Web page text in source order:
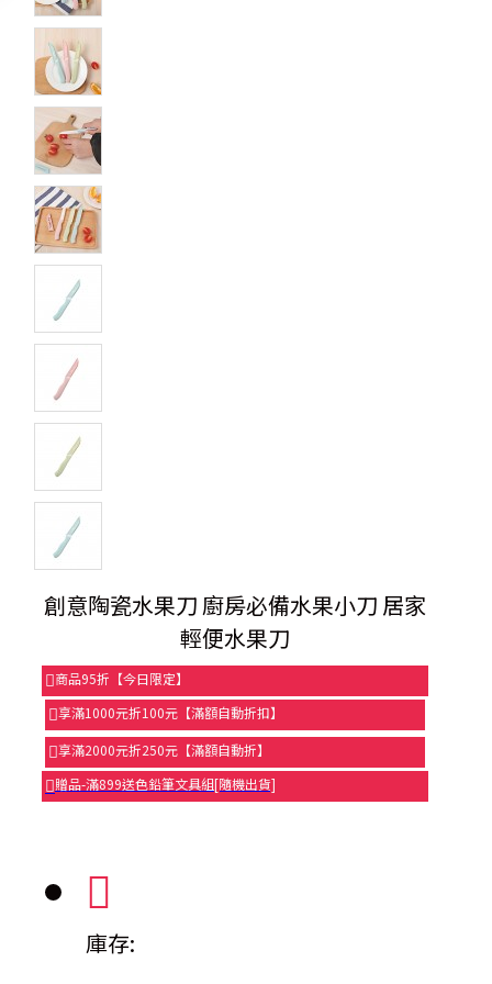
創意陶瓷水果刀 廚房必備水果小刀 居家
輕便水果刀
商品95折【今日限定】
享滿1000元折100元【滿額自動折扣】
享滿2000元折250元【滿額自動折】
贈品-滿899送色鉛筆文具組[隨機出貨]
庫存: